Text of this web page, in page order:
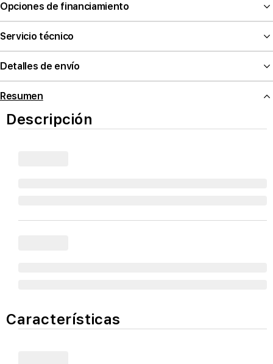
Opciones de financiamiento
Servicio técnico
Detalles de envío
Resumen
Descripción
Características